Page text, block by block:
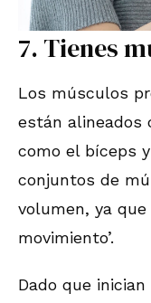
7. Tienes
Los músculos
están alineados
como el bíceps
conjuntos de
volumen, ya
movimiento’.
Dado que